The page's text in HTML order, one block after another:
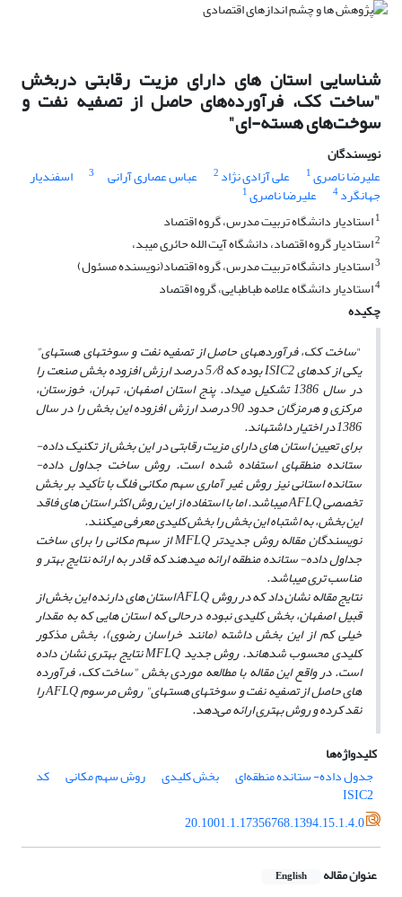
شناسایی استان های دارای مزیت رقابتی دربخش
"ساخت کک، فرآورده‌های حاصل از تصفیه نفت و
سوخت‌های هسته-ای"
نویسندگان
علیرضا ناصری1 علی آزادی نژاد 2 عباس عصاری آرانی 3 اسفندیار
جهانگرد4 علیرضا ناصری1
1استادیار دانشگاه تربیت مدرس، گروه اقتصاد
2استادیار گروه اقتصاد، دانشگاه آیت الله حائری میبد،
3استادیار دانشگاه تربیت مدرس، گروه اقتصاد(نویسنده مسئول)
4استادیار دانشگاه علامه طباطبایی، گروه اقتصاد
چکیده
"ساخت کک، فرآورده­های حاصل از تصفیه نفت و سوخت­های هسته­ای"
یکی از کدهایISIC2 بوده که 5/8 درصد ارزش افزوده بخش صنعت را
در سال 1386 تشکیل می­داد. پنج استان اصفهان، تهران، خوزستان،
مرکزی و هرمزگان حدود 90 درصد ارزش افزوده این بخش را در سال
1386 در اختیار داشته­اند.
برای تعیین استان های دارای مزیت رقابتی در این بخش از تکنیک داده-
ستانده منطقه­ای استفاده شده است. روش ساخت جداول داده-
ستانده استانی نیز روش غیر آماری سهم مکانی فلگ با تأکید بر بخش
تخصصی می­باشد. اما با استفاده از این روش اکثر استان های فاقد
این بخش، به اشتباه این بخش را بخش کلیدی معرفی می­کنند.
نویسندگان مقاله روش جدیدترMFLQاز سهم مکانی را برای ساخت
جداول داده- ستانده منطقه ارائه می­دهند که قادر به ارائه نتایج بهتر و
مناسب تری می­باشد.
نتایج مقاله نشان داد که در روشAFLQاستان های دارنده این بخش از
قبیل اصفهان، بخش کلیدی نبوده درحالی که استان هایی که به مقدار
خیلی کم از این بخش داشته (مانند خراسان رضوی)، بخش مذکور
کلیدی محسوب شده­اند. روش جدیدMFLQنتایج بهتری نشان داده
است. در واقع این مقاله با مطالعه موردی بخش "ساخت کک، فرآورده
های حاصل از تصفیه نفت و سوخت­های هسته­ای" روش مرسومAFLQرا
نقد کرده و روش بهتری ارائه می‌دهد.
کلیدواژه‌ها
جدول داده- ستانده منطقه‌ای
بخش کلیدی روش سهم مکانی کد
ISIC2
20.1001.1.17356768.1394.15.1.4.0
عنوان مقاله English